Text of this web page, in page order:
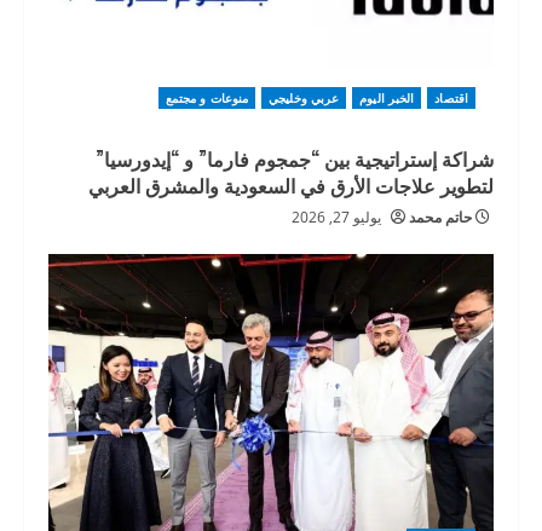
اقتصاد الخبر اليوم عربي وخليجي منوعات و مجتمع
شراكة إستراتيجية بين “جمجوم فارما” و “إيدورسيا”
لتطوير علاجات الأرق في السعودية والمشرق العربي
حاتم محمد يوليو 27, 2026